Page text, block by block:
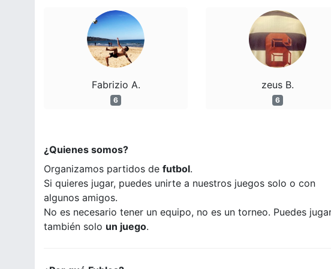
Fabrizio A.
6
zeus B.
6
¿Quienes somos?
Organizamos partidos de futbol.
Si quieres jugar, puedes unirte a nuestros juegos solo o con
algunos amigos.
No es necesario tener un equipo, no es un torneo. Puedes
también solo un juego.